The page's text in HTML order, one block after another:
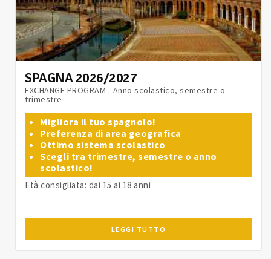
SPAGNA 2026/2027
EXCHANGE PROGRAM - Anno scolastico, semestre o
trimestre
Migliora il tuo spagnolo!
Preferenza di area geografica
Ottimo sistema scolastico
Scegli tra trimestre, semestre o anno
scolastico!
Età consigliata: dai 15 ai 18 anni
LEGGI TUTTO